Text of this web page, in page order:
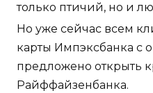
только птичий, но и
Но уже сейчас всем
карты Импэксбанка с
предложено открыть
Райффайзенбанка.